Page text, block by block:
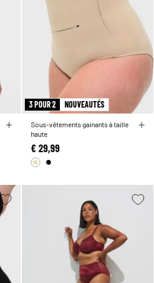
3 POUR 2 NOUVEAUTÉS
Sous-vêtements gainants à taille
haute
€ 29,99